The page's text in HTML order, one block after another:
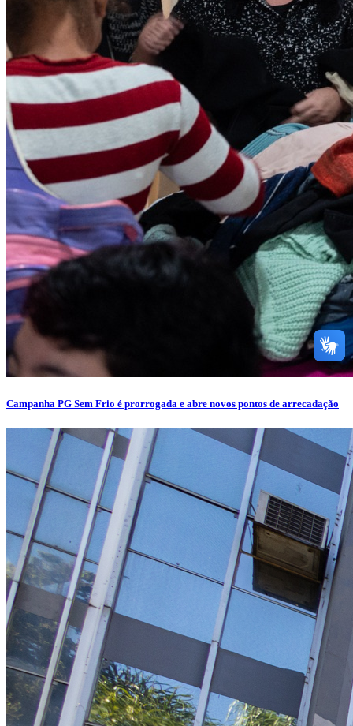
Campanha PG Sem Frio é prorrogada e abre novos pontos de arrecadação